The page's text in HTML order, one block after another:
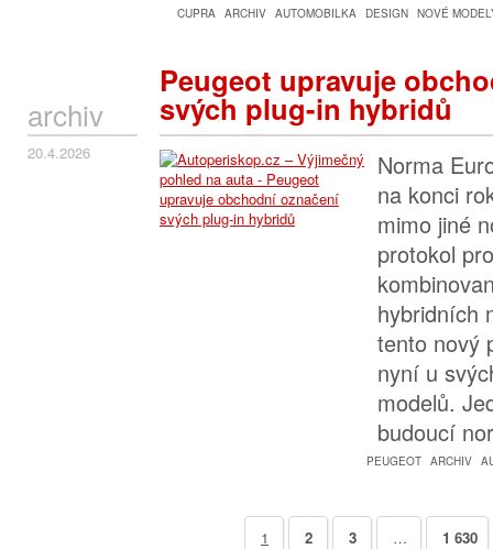
CUPRA ARCHIV AUTOMOBILKA DESIGN NOVÉ
Peugeot upravuje
svých plug-in hybridů
archiv
20.4.2026
Norma
na konci
mimo jiné
protokol
hybridních
tento nový
nyní u
modelů.
budoucí
PEUGEOT ARCHIV
1 2 3 … 1 630